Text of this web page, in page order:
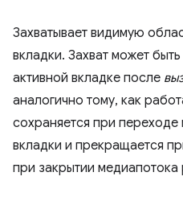
Захватывает видимую
вкладки. Захват может
активной вкладке после
аналогично тому, как
сохраняется при
вкладки и прекращается
при закрытии